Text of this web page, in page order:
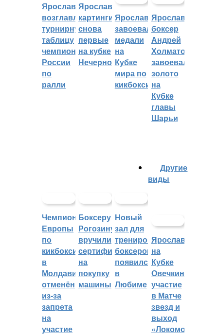
Ярославцы
возглавляют
турнирную
таблицу
чемпионата
России
по
ралли
Ярославские
картингисты
снова
первые
на кубке
Нечерноземья
Ярославцы
завоевали
медали
на
Кубке
мира по
кикбоксингу
Ярославский
боксер
Андрей
Холматов
завоевал
золото
на
Кубке
главы
Шарьи
Чемпионат
Европы
по
кикбоксингу
в
Молдавии
отменён
из-за
запрета
на
участие
Боксеру
Рогозину
вручили
сертификат
на
покупку
машины
Новый
зал для
тренировок
боксеров
появился
в
Любиме
Другие
виды
Ярославцы
на
Кубке
Овечкина:
участие
в Матче
звезд и
выход
«Локомотива»